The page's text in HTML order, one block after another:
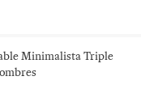
Minimalista Triple